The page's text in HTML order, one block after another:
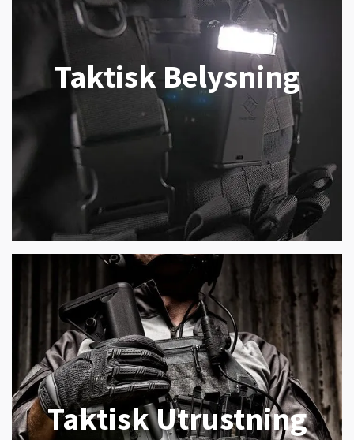
Taktisk Belysning
Taktisk Utrustning